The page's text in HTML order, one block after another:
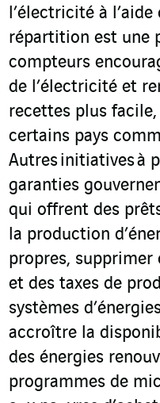
l’électricité à
répartition est une
compteurs
de l’électricité et
recettes plus facile,
certains pays
Autres initiatives à
garanties
qui offrent des
la production
propres, supprimer
et des taxes de
systèmes
accroître la
des énergies
programmes de